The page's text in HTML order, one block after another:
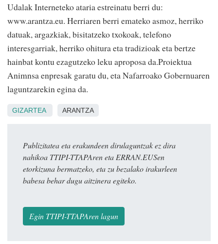
Udalak Interneteko ataria estreinatu berri du:
www.arantza.eu. Herriaren berri emateko asmoz, herriko
datuak, argazkiak, bisitatzeko txokoak, telefono
interesgarriak, herriko ohitura eta tradizioak eta bertze
hainbat kontu ezagutzeko leku aproposa da.Proiektua
Animnsa enpresak garatu du, eta Nafarroako Gobernuaren
laguntzarekin egina da.
GIZARTEA ARANTZA
Publizitatea eta erakundeen dirulaguntzak ez dira
nahikoa TTIPI-TTAPAren eta ERRAN.EUSen
etorkizuna bermatzeko, eta zu bezalako irakurleen
babesa behar dugu aitzinera egiteko.
Egin TTIPI-TTAPAren lagun